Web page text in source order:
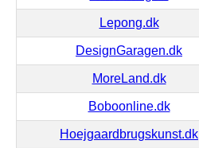
Lepong.dk
DesignGaragen.dk
MoreLand.dk
Boboonline.dk
Hoejgaardbrugskunst.dk